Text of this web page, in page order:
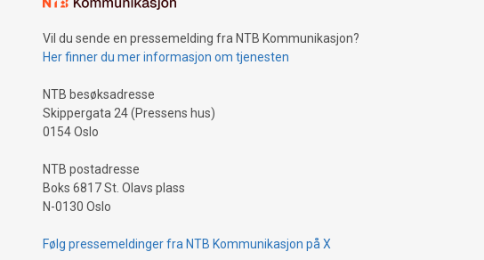
Vil du sende en pressemelding fra NTB Kommunikasjon?
Her finner du mer informasjon om tjenesten
NTB besøksadresse
Skippergata 24 (Pressens hus)
0154 Oslo
NTB postadresse
Boks 6817 St. Olavs plass
N-0130 Oslo
Følg pressemeldinger fra NTB Kommunikasjon på X